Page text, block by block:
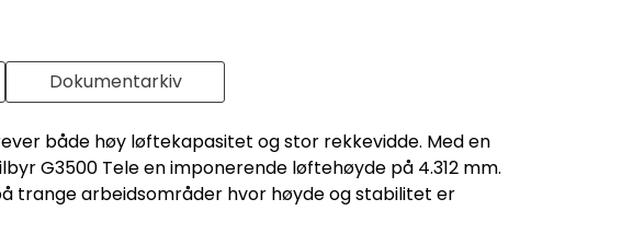
Dokumentarkiv
både høy løftekapasitet og stor rekkevidde. Med en
G3500 Tele en imponerende løftehøyde på 4.312 mm.
trange arbeidsområder hvor høyde og stabilitet er